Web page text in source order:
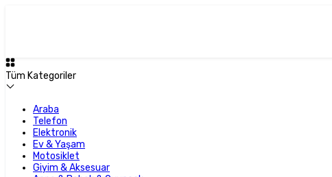
Tüm Kategoriler
Araba
Telefon
Elektronik
Ev & Yaşam
Motosiklet
Giyim & Aksesuar